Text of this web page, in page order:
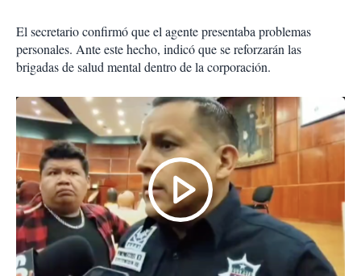
El secretario confirmó que el agente presentaba problemas
personales. Ante este hecho, indicó que se reforzarán las
brigadas de salud mental dentro de la corporación.